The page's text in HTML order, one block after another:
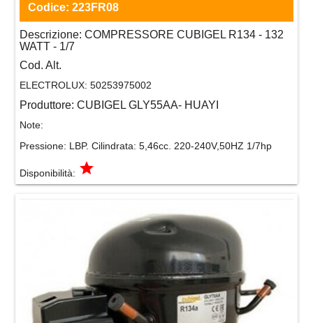
Codice: 223FR08
Descrizione: COMPRESSORE CUBIGEL R134 - 132
WATT - 1/7
Cod. Alt.
ELECTROLUX: 50253975002
Produttore: CUBIGEL GLY55AA- HUAYI
Note:
Pressione: LBP. Cilindrata: 5,46cc. 220-240V,50HZ 1/7hp
Disponibilità: grade